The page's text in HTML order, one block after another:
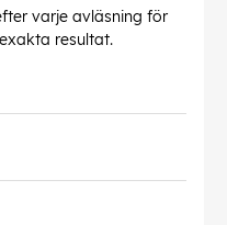
varje avläsning för
resultat.